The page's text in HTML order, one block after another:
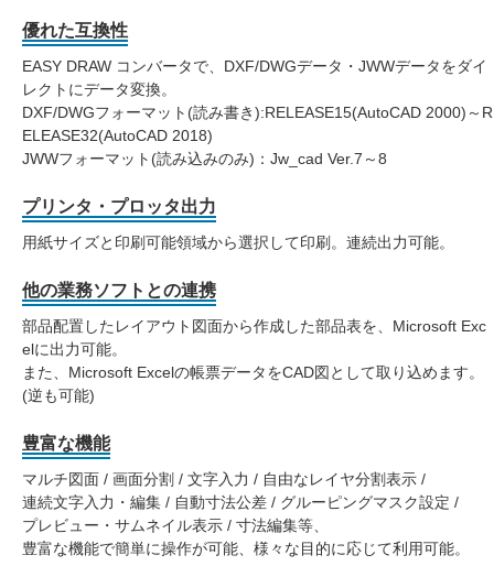
優れた互換性
EASY DRAW コンバータで、DXF/DWGデータ・JWWデータをダイ
レクトにデータ変換。
DXF/DWGフォーマット(読み書き):RELEASE15(AutoCAD 2000)～R
ELEASE32(AutoCAD 2018)
JWWフォーマット(読み込みのみ)：Jw_cad Ver.7～8
プリンタ・プロッタ出力
用紙サイズと印刷可能領域から選択して印刷。連続出力可能。
他の業務ソフトとの連携
部品配置したレイアウト図面から作成した部品表を、Microsoft Exc
elに出力可能。
また、Microsoft Excelの帳票データをCAD図として取り込めます。
(逆も可能)
豊富な機能
マルチ図面 / 画面分割 / 文字入力 / 自由なレイヤ分割表示 /
連続文字入力・編集 / 自動寸法公差 / グルーピングマスク設定 /
プレビュー・サムネイル表示 / 寸法編集等、
豊富な機能で簡単に操作が可能、様々な目的に応じて利用可能。